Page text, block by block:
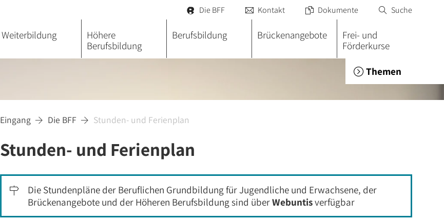
 Die BFF  Kontakt  Dokumente  Suche
Weiterbildung
Höhere
Berufsbildung
Berufsbildung Brückenangebote
Frei- und
Förderkurse
 Themen
Eingang  Die BFF  Stunden- und Ferienplan
Stunden- und Ferienplan

Die Stundenpläne der Beruflichen Grundbildung für Jugendliche und Erwachsene, der
Brückenangebote und der Höheren Berufsbildung sind überWebuntisverfügbar